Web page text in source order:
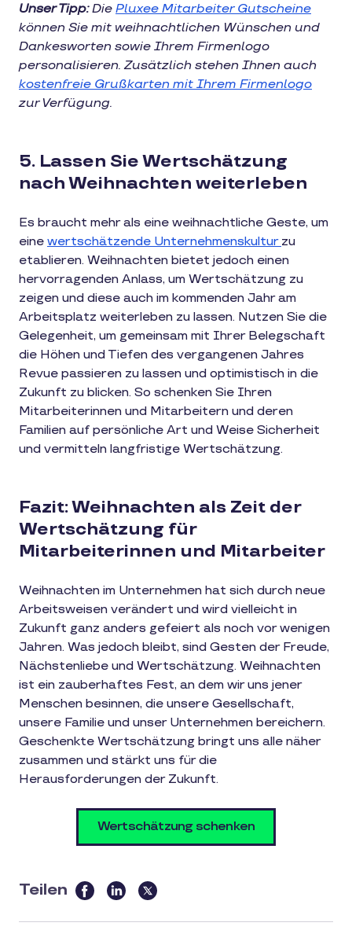
Unser Tipp:Die Pluxee Mitarbeiter Gutscheine
können Sie mit weihnachtlichen Wünschen und
Dankesworten sowie Ihrem Firmenlogo
personalisieren. Zusätzlich stehen Ihnen auch
kostenfreie Grußkarten mit Ihrem Firmenlogo
zur Verfügung.
5. Lassen Sie Wertschätzung
nach Weihnachten weiterleben
Es braucht mehr als eine weihnachtliche Geste, um
eine wertschätzende Unternehmenskultur zu
etablieren. Weihnachten bietet jedoch einen
hervorragenden Anlass, um Wertschätzung zu
zeigen und diese auch im kommenden Jahr am
Arbeitsplatz weiterleben zu lassen. Nutzen Sie die
Gelegenheit, um gemeinsam mit Ihrer Belegschaft
die Höhen und Tiefen des vergangenen Jahres
Revue passieren zu lassen und optimistisch in die
Zukunft zu blicken. So schenken Sie Ihren
Mitarbeiterinnen und Mitarbeitern und deren
Familien auf persönliche Art und Weise Sicherheit
und vermitteln langfristige Wertschätzung.
Fazit: Weihnachten als Zeit der
Wertschätzung für
Mitarbeiterinnen und Mitarbeiter
Weihnachten im Unternehmen hat sich durch neue
Arbeitsweisen verändert und wird vielleicht in
Zukunft ganz anders gefeiert als noch vor wenigen
Jahren. Was jedoch bleibt, sind Gesten der Freude,
Nächstenliebe und Wertschätzung. Weihnachten
ist ein zauberhaftes Fest, an dem wir uns jener
Menschen besinnen, die unsere Gesellschaft,
unsere Familie und unser Unternehmen bereichern.
Geschenkte Wertschätzung bringt uns alle näher
zusammen und stärkt uns für die
Herausforderungen der Zukunft.
Wertschätzung schenken
Teilen
this
article